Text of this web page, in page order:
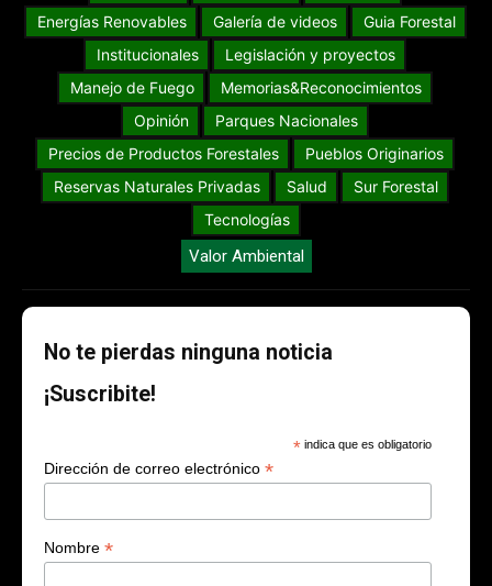
Energías Renovables
Galería de videos
Guia Forestal
Institucionales
Legislación y proyectos
Manejo de Fuego
Memorias&Reconocimientos
Opinión
Parques Nacionales
Precios de Productos Forestales
Pueblos Originarios
Reservas Naturales Privadas
Salud
Sur Forestal
Tecnologías
Valor Ambiental
No te pierdas ninguna noticia
¡Suscribite!
* indica que es obligatorio
Dirección de correo electrónico *
Nombre *